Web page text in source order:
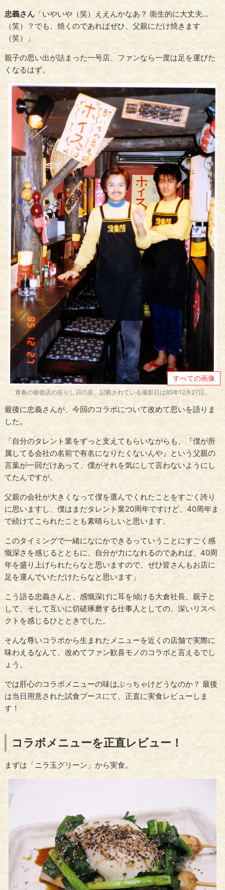
忠義さん「いやいや（笑）ええんかなあ？ 衛生的に大丈夫…
（笑）？でも、焼くのであればぜひ、父親にだけ焼きます
（笑）」
親子の思い出が詰まった一号店、ファンなら一度は足を運びた
くなるはず。
すべての画像
青春の俊徳店の在りし日の姿。記載されている撮影日は85年12月27日。
最後に忠義さんが、今回のコラボについて改めて思いを語りま
した。
「自分のタレント業をずっと支えてもらいながらも、『僕が所
属してる会社の名前で有名になりたくないんや』という父親の
言葉が一回だけあって、僕がそれを気にして言わないようにし
てたんですが。
父親の会社が大きくなって僕を選んでくれたことをすごく誇り
に思いますし、僕はまだタレント業20周年ですけど、40周年ま
で続けてこられたことも素晴らしいと思います。
このタイミングで一緒になにかできるっていうことにすごく感
慨深さを感じるとともに、自分が力になれるのであれば、40周
年を盛り上げられたらなと思いますので、ぜひ皆さんもお店に
足を運んでいただけたらなと思います」
こう語る忠義さんと、感慨深げに耳を傾ける大倉社長。親子と
して、そして互いに切磋琢磨する仕事人としての、深いリスペ
クトを感じるひとときでした。
そんな尊いコラボから生まれたメニューを近くの店舗で実際に
味わえるなんて、改めてファン歓喜モノのコラボと言えるでし
ょう。
では肝心のコラボメニューの味はぶっちゃけどうなのか？ 最後
は当日用意された試食ブースにて、正直に実食レビューしま
す！
コラボメニューを正直レビュー！
まずは「ニラ玉グリーン」から実食。